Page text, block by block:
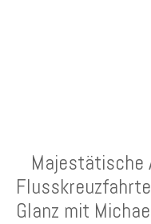
Majestätische
Glanz mit